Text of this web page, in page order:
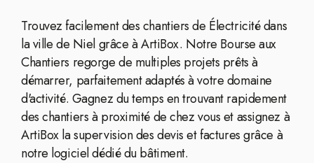
Trouvez facilement des chantiers de Électricité dans
la ville de Niel grâce à ArtiBox. Notre Bourse aux
Chantiers regorge de multiples projets prêts à
démarrer, parfaitement adaptés à votre domaine
d'activité. Gagnez du temps en trouvant rapidement
des chantiers à proximité de chez vous et assignez à
ArtiBox la supervision des devis et factures grâce à
notre logiciel dédié du bâtiment.